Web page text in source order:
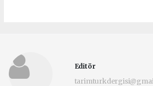
Editör